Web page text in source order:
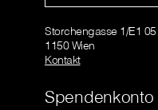
Storchengasse 1/E1 05
1150 Wien
Kontakt
Spendenkonto